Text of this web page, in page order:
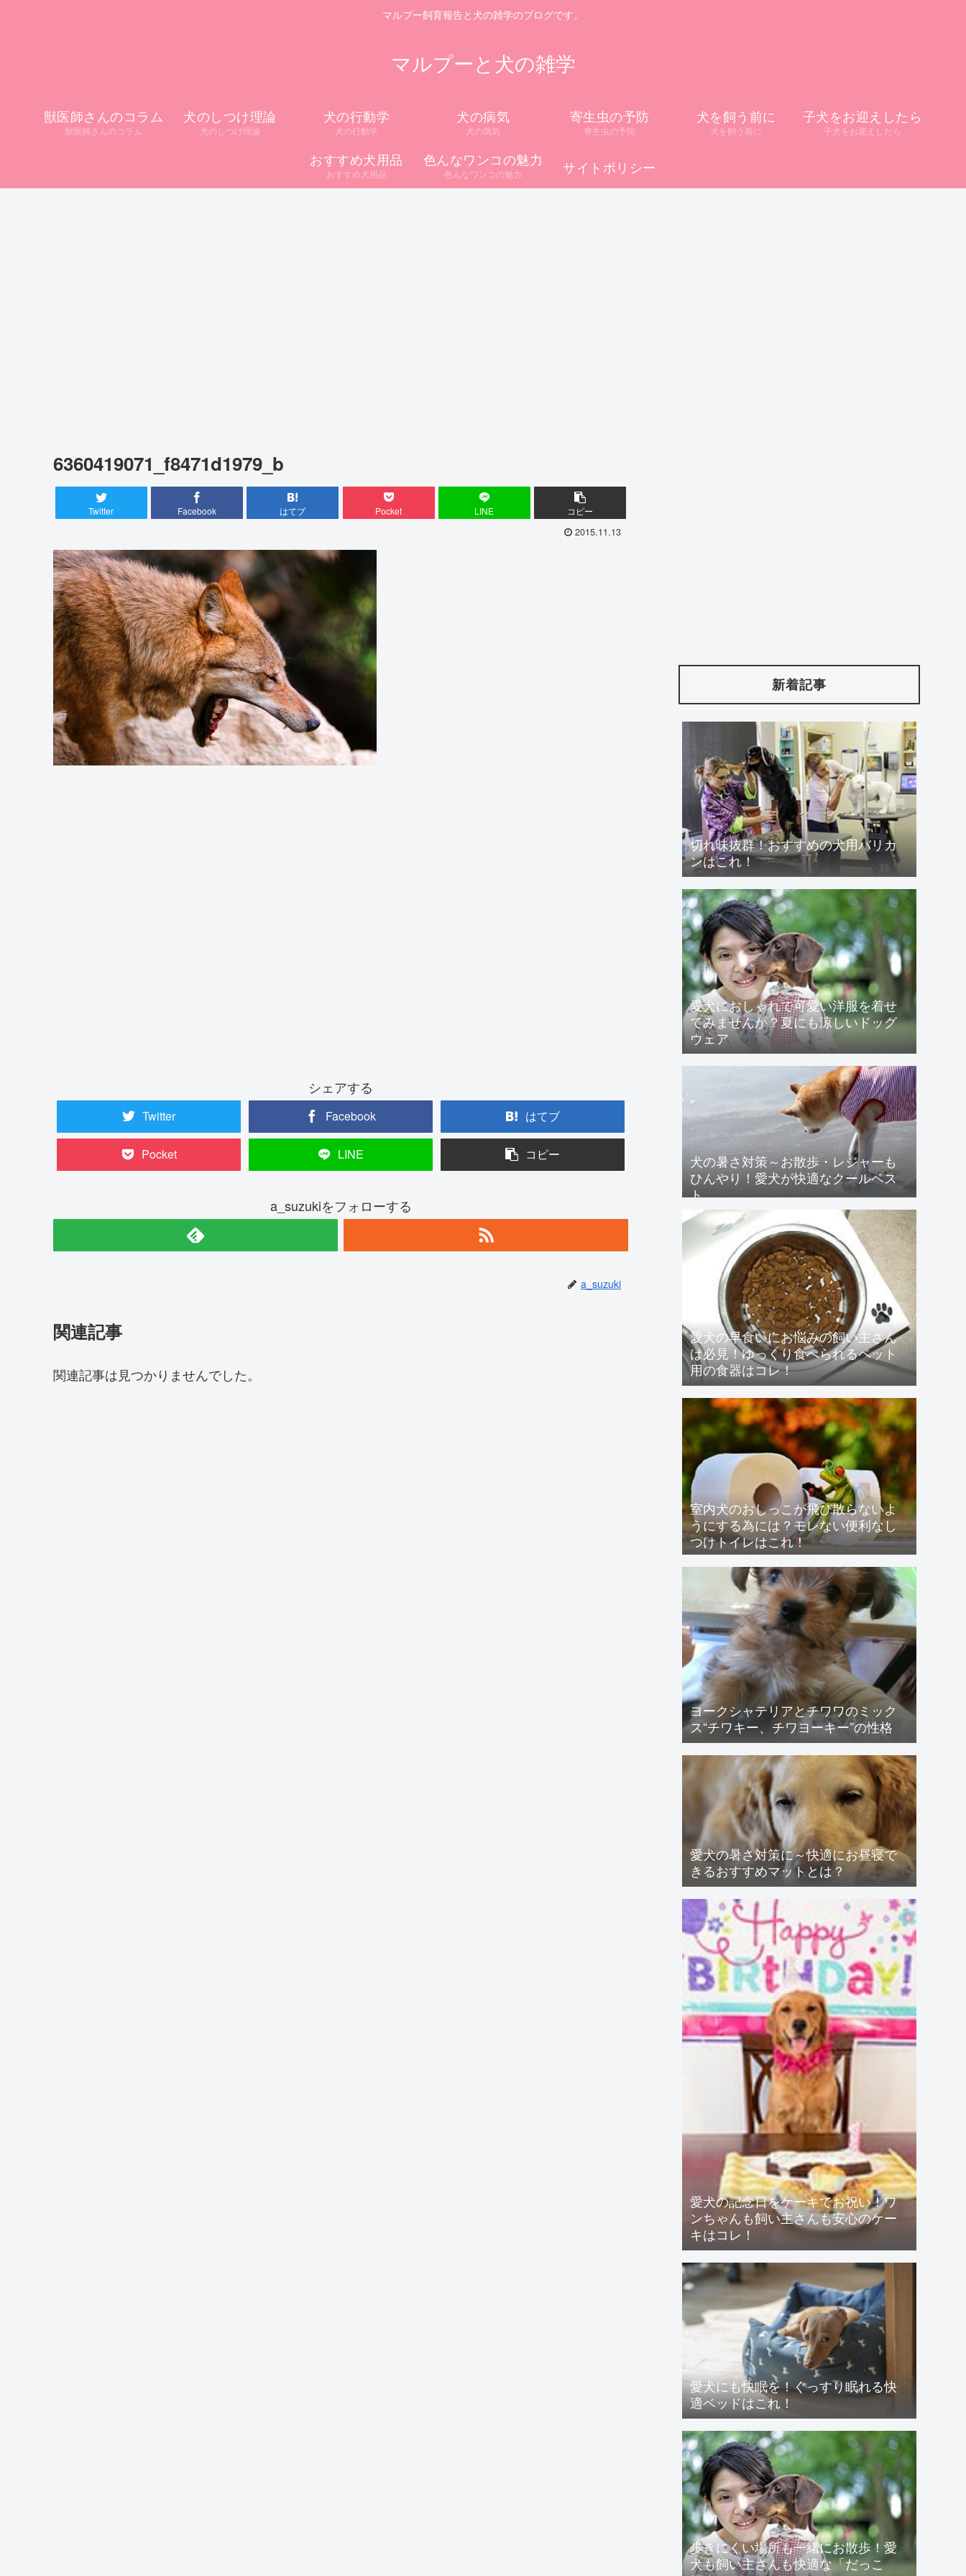
マルプー飼育報告と犬の雑学のブログです。
マルプーと犬の雑学
獣医師さんのコラム
獣医師さんのコラム
犬のしつけ理論
犬のしつけ理論
犬の行動学
犬の行動学
犬の病気
犬の病気
寄生虫の予防
寄生虫の予防
犬を飼う前に
犬を飼う前に
子犬をお迎えしたら
子犬をお迎えしたら
おすすめ犬用品
おすすめ犬用品
色んなワンコの魅力
色んなワンコの魅力 サイトポリシー
6360419071_f8471d1979_b
Twitter Facebook はてブ Pocket LINE コピー
2015.11.13
シェアする
Twitter Facebook はてブ
Pocket LINE コピー
a_suzukiをフォローする
a_suzuki
関連記事
関連記事は見つかりませんでした。
新着記事
切れ味抜群！おすすめの犬用バリカ
ンはこれ！
愛犬におしゃれで可愛い洋服を着せ
てみませんか？夏にも涼しいドッグ
ウェア
犬の暑さ対策～お散歩・レジャーも
ひんやり！愛犬が快適なクールベス
ト
愛犬の早食いにお悩みの飼い主さん
は必見！ゆっくり食べられるペット
用の食器はコレ！
室内犬のおしっこが飛び散らないよ
うにする為には？モレない便利なし
つけトイレはこれ！
ヨークシャテリアとチワワのミック
ス“チワキー、チワヨーキー”の性格
愛犬の暑さ対策に～快適にお昼寝で
きるおすすめマットとは？
愛犬の記念日をケーキでお祝い！ワ
ンちゃんも飼い主さんも安心のケー
キはコレ！
愛犬にも快眠を！ぐっすり眠れる快
適ベッドはこれ！
歩きにくい場所も一緒にお散歩！愛
犬も飼い主さんも快適な「だっこ